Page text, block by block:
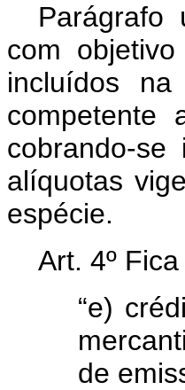
Parágrafo
com
incluídos
competente
cobrando-
alíquotas
espécie.
Art. 4º
“e)
de